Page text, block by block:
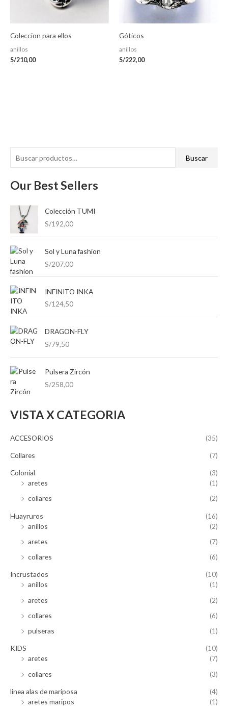
u
s
p
o
r
:
Buscar
Our Best Sellers
Colección TUMI
S/192,00
Sol y Luna fashion
S/207,00
INFINITO INKA
S/124,50
DRAGON-FLY
S/79,50
Pulsera Zircón
S/258,00
VISTA X CATEGORIA
ACCESORIOS (35)
Collares (7)
Colonial
(3)
aretes
(1)
collares
(2)
Huayruros
(16)
anillos
(2)
aretes
(7)
collares
(6)
Incrustados
(10)
anillos
(1)
aretes
(2)
collares
(6)
pulseras
(1)
KIDS
(10)
aretes
(7)
collares
(3)
linea alas de mariposa
(4)
aretes maripos
(1)
mm
Coleccion para ellos
anillos
S/210,00
Góticos
anillos
S/222,00